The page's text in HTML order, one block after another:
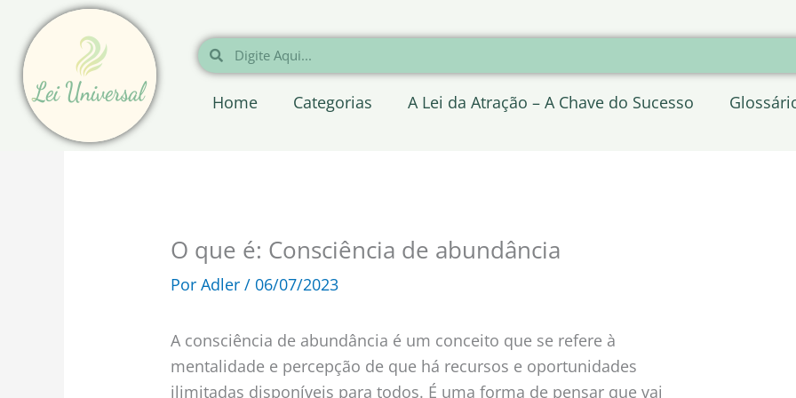
para
conteúdo
Pesquisar
Pesquisar
Home Categorias A Lei da Atração – A Chave do Sucesso
O que é: Consciência de abundância
PorAdler/ 06/07/2023
A consciência de abundância é um conceito que se refere à
mentalidade e percepção de que há recursos e oportunidades
ilimitadas disponíveis para todos. É uma forma de pensar que vai